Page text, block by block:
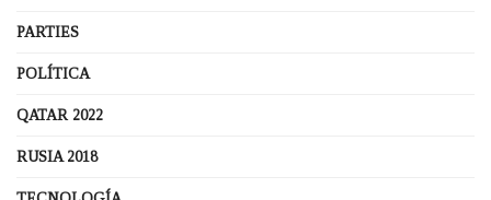
PARTIES
POLÍTICA
QATAR 2022
RUSIA 2018